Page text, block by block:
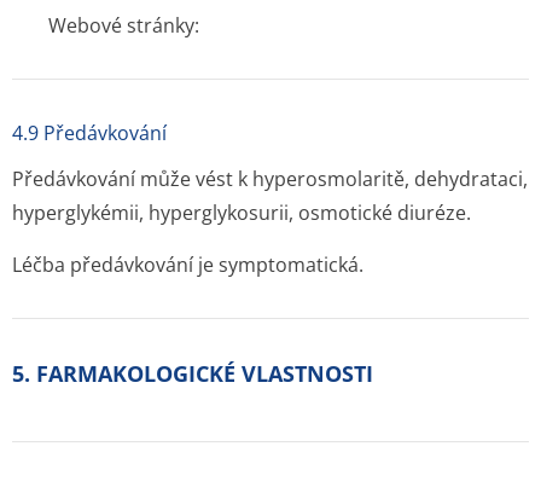
Webové stránky:
4.9 Předávkování
Předávkování může vést k hyperosmolaritě, dehydrataci,
hyperglykémii, hyperglykosurii, osmotické diuréze.
Léčba předávkování je symptomatická.
5. FARMAKOLOGICKÉ VLASTNOSTI